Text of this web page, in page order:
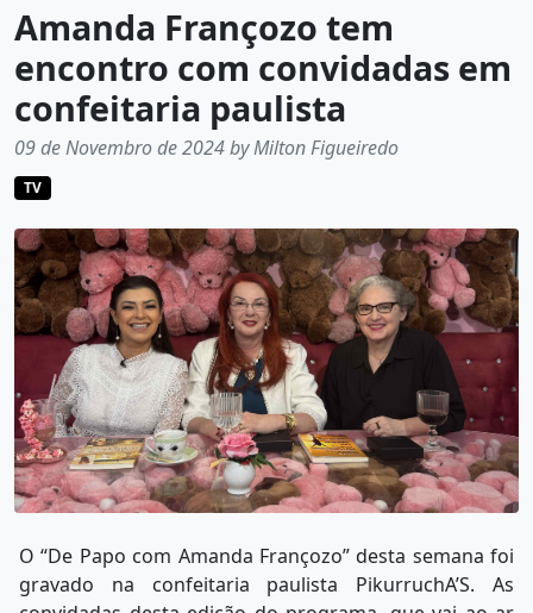
Amanda Françozo tem
encontro com convidadas em
confeitaria paulista
09 de Novembro de 2024 by Milton Figueiredo
TV
O “De Papo com Amanda Françozo” desta semana foi
gravado na confeitaria paulista PikurruchA’S. As